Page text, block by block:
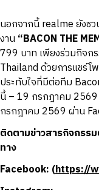
นอกจากนี้ realme ยังช
งาน“BACON THE
799 บาท เพียงร่วมกิจก
Thailand ด้วยการแชร์
ประทับใจที่มีต่อทีม
นี้ – 19 กรกฎาคม 2569
กรกฎาคม 2569 ผ่าน
ติดตามข่าวสารกิจกรร
ทาง
Facebook: (https://